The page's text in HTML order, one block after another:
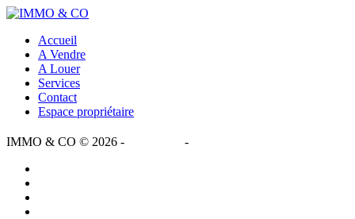
Accueil
A Vendre
A Louer
Services
Contact
Espace propriétaire
IMMO & CO © 2026 - -